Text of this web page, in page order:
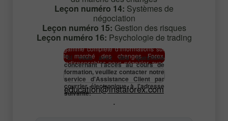
Leçon numéro 14: Systèmes de
négociation
Leçon numéro 15: Gestion des risques
Leçon numéro 16: Psychologie de trading
Ce cours de formation contient une
gamme complète d'informations sur
le marché des changes Forex,
indispensables pour négocier avec
succès avec InstaForex.
*Si vous avez des questions
concernant l'accès au cours de
formation, veuillez contacter notre
service d'Assistance Client par
courrier électronique à l'adresse
suivante:
education@instaforex.com
.